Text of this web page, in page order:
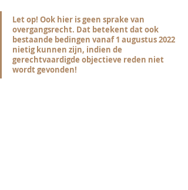
Let op! Ook hier is geen sprake van
overgangsrecht. Dat betekent dat ook
bestaande bedingen vanaf 1 augustus 2022
nietig kunnen zijn, indien de
gerechtvaardigde objectieve reden niet
wordt gevonden!